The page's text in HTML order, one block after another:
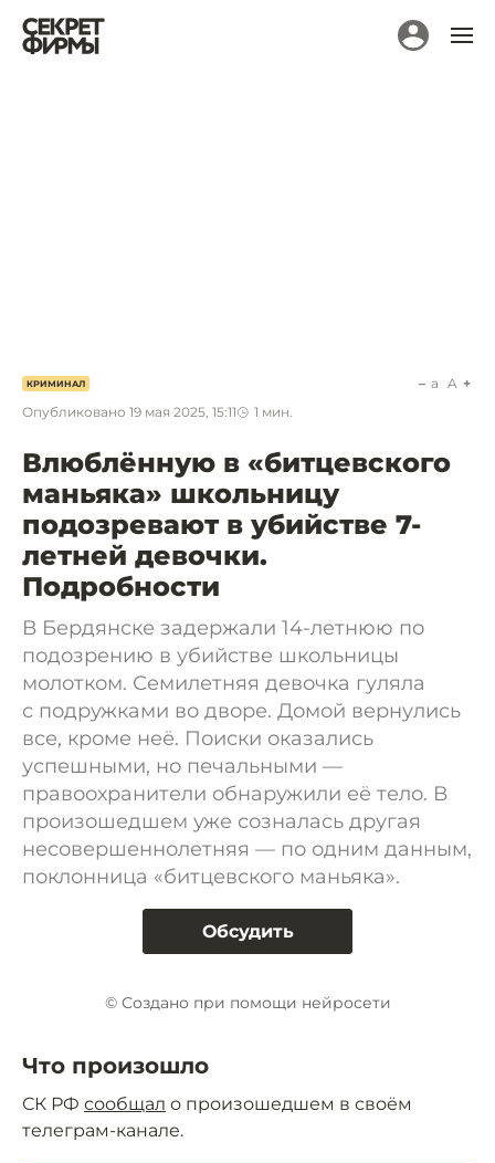
КРИМИНАЛ
Опубликовано 19 мая 2025, 15:11 1 мин.
a A
Влюблённую в «битцевского
маньяка» школьницу
подозревают в убийстве 7-
летней девочки.
Подробности
В Бердянске задержали 14-летнюю по
подозрению в убийстве школьницы
молотком. Семилетняя девочка гуляла
с подружками во дворе. Домой вернулись
все, кроме неё. Поиски оказались
успешными, но печальными —
правоохранители обнаружили её тело. В
произошедшем уже созналась другая
несовершеннолетняя — по одним данным,
поклонница «битцевского маньяка».
Обсудить
© Создано при помощи нейросети
Что произошло
СК РФ сообщал о произошедшем в своём
телеграм-канале.